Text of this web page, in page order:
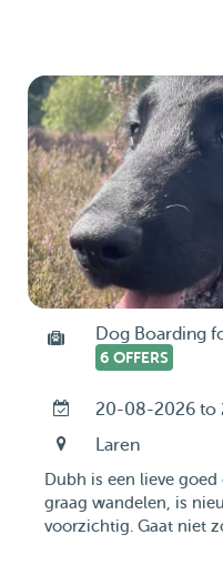
Dog Boarding
6 OFFERS
20-08-2026 to
Laren
Dubh is een lieve
graag wandelen, is
voorzichtig. Gaat niet